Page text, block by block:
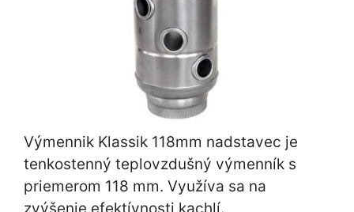
Výmennik Klassik 118mm nadstavec je
tenkostenný teplovzdušný výmenník s
priemerom 118 mm. Využíva sa na